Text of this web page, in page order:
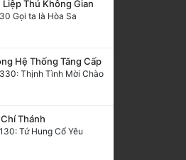
Liệp Thú Không Gian
Gọi ta là Hòa Sa
Hệ Thống Tăng Cấp
Thịnh Tình Mời Chào
Thánh
Tứ Hung Cổ Yêu